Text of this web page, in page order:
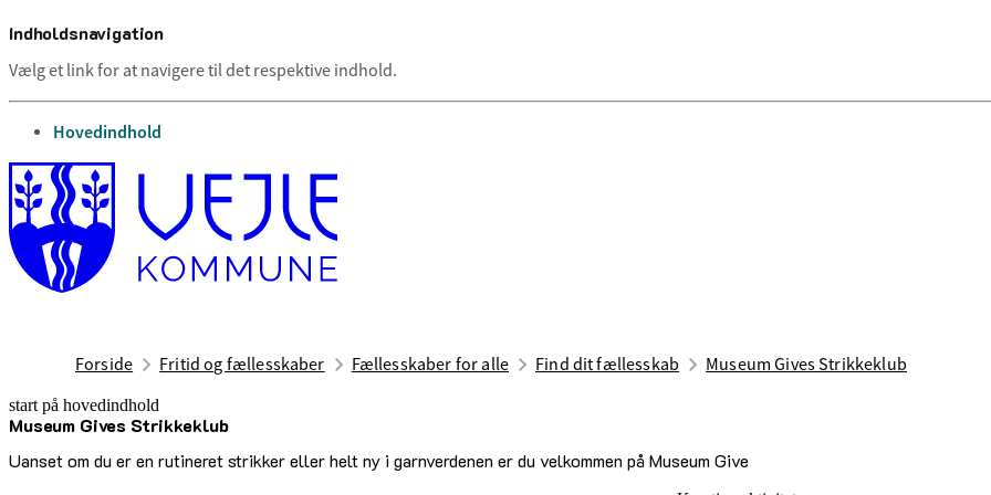
Indholdsnavigation
Vælg et link for at navigere til det respektive indhold.
gå til
Hovedindhold
Forside Fritid og fællesskaber Fællesskaber for alle Find dit fællesskab Museum Gives Strikkeklub
start på hovedindhold
Museum Gives Strikkeklub
Uanset om du er en rutineret strikker eller helt ny i garnverdenen er du velkommen på Museum Give
senest opdateret 12. maj 2026